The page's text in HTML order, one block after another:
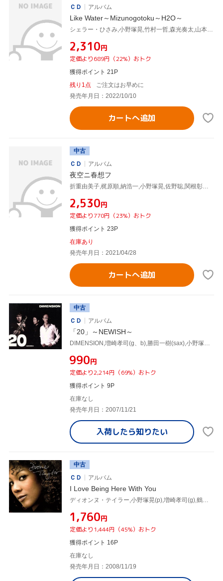
ＣＤ アルバム
Like Water～Mizunogotoku～H2O～
シェラー・ひさみ,小野塚晃,竹村一哲,森光奏太,山本優一郎
¥2,310円
定価より689円（22%）おトク
獲得ポイント 21P
残り1点
ご注文はお早めに
発売年月日：2022/10/10
カートへ追加
中古
ＣＤ
アルバム
夜空ニ春想フ
折重由美子,梶原順,納浩一,小野塚晃,佐野聡,関根彰良,加納樹麻
¥2,530円
定価より770円（23%）おトク
獲得ポイント 23P
在庫あり
発売年月日：2021/04/28
カートへ追加
中古
ＣＤ
アルバム
「20」～NEWISH～
¥990円
定価より2,214円（69%）おトク
獲得ポイント 9P
在庫なし
発売年月日：2007/11/21
入荷したら知りたい
中古
ＣＤ
アルバム
I Love Being Here With You
ディオンヌ・テイラー,小野塚晃(p),増崎孝司(g),鶴谷智生(ds),Sandy Mamane(b),デンザル・シンクレア,ダグ・ライリー(p),ジム・ヴィヴィアン(b)
¥1,760円
定価より1,444円（45%）おトク
獲得ポイント 16P
在庫なし
発売年月日：2008/11/19